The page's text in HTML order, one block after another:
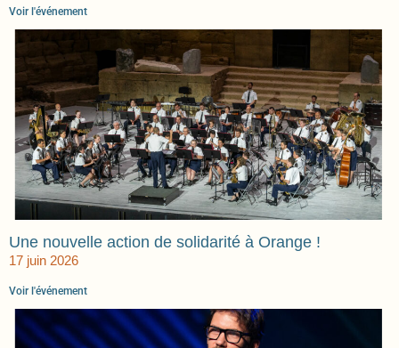
Voir l'événement
Une nouvelle action de solidarité à Orange !
17 juin 2026
Voir l'événement